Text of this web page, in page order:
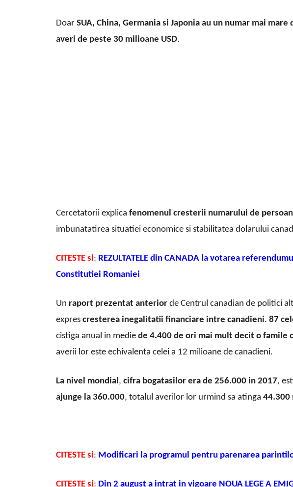
Doar SUA, China, Germania si Japonia au un numar mai mare
averi de peste 30 milioane USD.
Cercetatorii explica fenomenul cresterii numarului de
imbunatatirea situatiei economice si stabilitatea dolarului
CITESTE si: REZULTATELE din CANADA la votarea
Constitutiei Romaniei
Un raport prezentat anterior de Centrul canadian de politici
expres cresterea inegalitatii financiare intre canadieni. 87
cistiga anual in medie de 4.400 de ori mai mult decit o famile
averii lor este echivalenta celei a 12 milioane de canadieni.
La nivel mondial, cifra bogatasilor era de 256.000 in 2017,
ajunge la 360.000, totalul averilor lor urmind sa atinga 44.300
CITESTE si: Modificari la programul pentru parenarea
CITESTE si: Din 2 august a intrat in vigoare NOUA LEGE A